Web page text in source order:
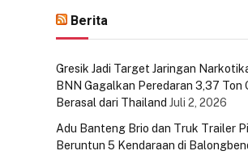
Berita
Gresik Jadi Target Jaringan
BNN Gagalkan Peredaran 3,37 Ton
Berasal dari Thailand Juli 2, 2026
Adu Banteng Brio dan Truk Trailer
Beruntun 5 Kendaraan di